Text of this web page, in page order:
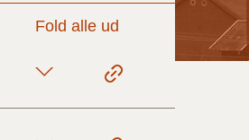
Fold alle ud